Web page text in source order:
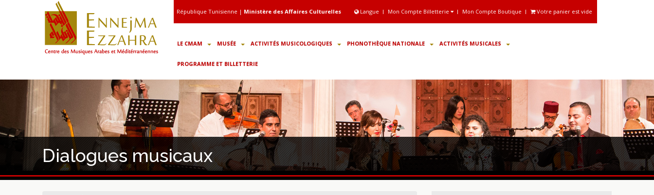
République Tunisienne | Ministère des Affaires Culturelles Langue Mon Compte Billetterie Mon Compte Boutique Votre panier est vide
LE CMAM MUSÉE ACTIVITÉS MUSICOLOGIQUES PHONOTHÈQUE NATIONALE ACTIVITÉS MUSICALES
PROGRAMME ET BILLETTERIE
Dialogues musicaux